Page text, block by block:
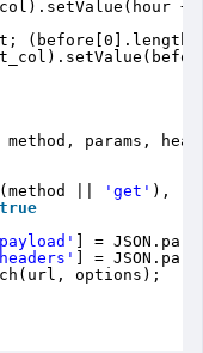
+
params,
(method ||
'get' ),
true
] =
] =
options);